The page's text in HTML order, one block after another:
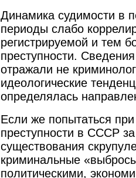
Динамика судимости в
периоды слабо
регистрируемой и тем
преступности.
отражали не
идеологические
определялась
Если же попытаться
преступности в СССР
существования
криминальные
политическими,